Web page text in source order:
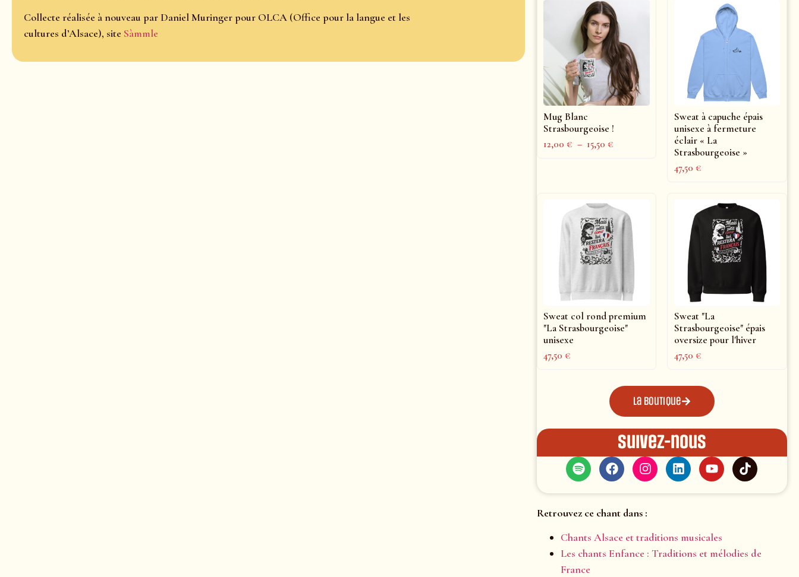
Collecte réalisée à nouveau par Daniel Muringer pour OLCA (Office pour la langue et les
cultures d’Alsace), site Sàmmle
Mug Blanc
Strasbourgeoise !
12,00€ – 15,50€
Sweat à capuche épais
unisexe à fermeture
éclair « La
Strasbourgeoise »
47,50€
Sweat col rond premium
"La Strasbourgeoise"
unisexe
47,50€
Sweat "La
Strasbourgeoise" épais
oversize pour l'hiver
47,50€
La boutique
Suivez-nous
Retrouvez ce chant dans :
Chants Alsace et traditions musicales
Les chants Enfance : Traditions et mélodies de
France